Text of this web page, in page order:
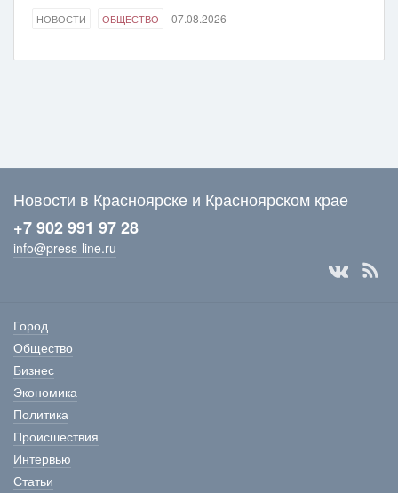
НОВОСТИ ОБЩЕСТВО 07.08.2026
Новости в Красноярске и Красноярском крае
+7 902 991 97 28
info@press-line.ru
Город
Общество
Бизнес
Экономика
Политика
Происшествия
Интервью
Статьи